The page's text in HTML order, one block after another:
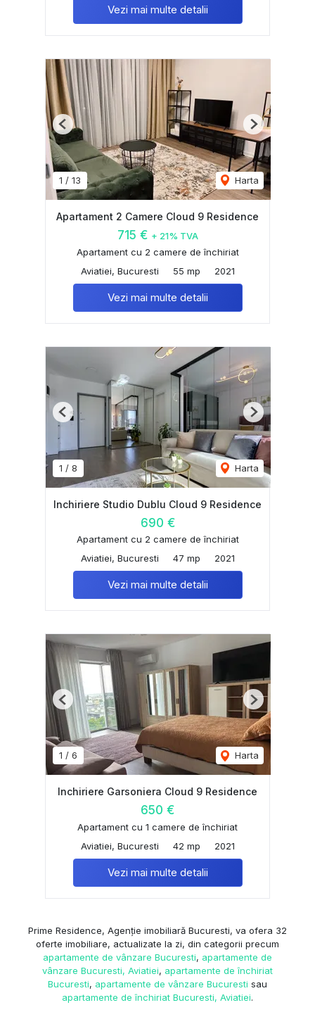
Vezi mai multe detalii
1 / 13 Harta
Previous Next
Apartament 2 Camere Cloud 9 Residence
715 € + 21% TVA
Apartament cu 2 camere de închiriat
Aviatiei, Bucuresti
55 mp 2021
Vezi mai multe detalii
1 / 8 Harta
Previous Next
Inchiriere Studio Dublu Cloud 9 Residence
690 €
Apartament cu 2 camere de închiriat
Aviatiei, Bucuresti
47 mp 2021
Vezi mai multe detalii
1 / 6 Harta
Previous Next
Inchiriere Garsoniera Cloud 9 Residence
650 €
Apartament cu 1 camere de închiriat
Aviatiei, Bucuresti
42 mp 2021
Vezi mai multe detalii
Prime Residence, Agenție imobiliară Bucuresti, va ofera 32
oferte imobiliare, actualizate la zi, din categorii precum
apartamente de vânzare Bucuresti, apartamente de
vânzare Bucuresti, Aviatiei, apartamente de închiriat
Bucuresti, apartamente de vânzare Bucuresti sau
apartamente de închiriat Bucuresti, Aviatiei.